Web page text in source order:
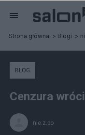
Strona główna Blogi
BLOG
Cenzura
nie.z.po